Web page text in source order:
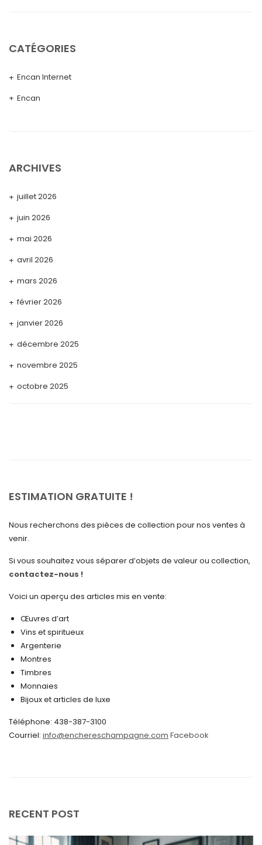
CATÉGORIES
Encan Internet
Encan
ARCHIVES
juillet 2026
juin 2026
mai 2026
avril 2026
mars 2026
février 2026
janvier 2026
décembre 2025
novembre 2025
octobre 2025
avril 2025
février 2025
décembre 2024
novembre 2024
octobre 2024
septembre 2024
août 2024
juin 2024
mai 2024
avril 2024
ESTIMATION GRATUITE !
Nous recherchons des pièces de collection pour nos ventes à
venir.
Si vous souhaitez vous séparer d’objets de valeur ou collection,
contactez-nous !
Voici un aperçu des articles mis en vente:
Œuvres d’art
Vins et spiritueux
Argenterie
Montres
Timbres
Monnaies
Bijoux et articles de luxe
Téléphone: 438-387-3100
Courriel: info@enchereschampagne.com Facebook
RECENT POST